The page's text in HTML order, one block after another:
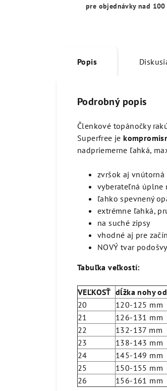
pre objednávky nad 100
Popis
Podrobný popis
Členkové topánočky
Superfree je
nadpriemerne ľahká,
zvršok aj vnútorná
vyberateľná úplne
ľahko spevnený
extrémne ľahká,
na suché zipsy
vhodné aj pre
NOVÝ tvar
Tabuľka veľkostí:
VEĽKOSŤ dĺžka nohy
20
120-125 mm
21
126-131 mm
22
132-137 mm
23
138-143 mm
24
145-149 mm
25
150-155 mm
26
156-161 mm